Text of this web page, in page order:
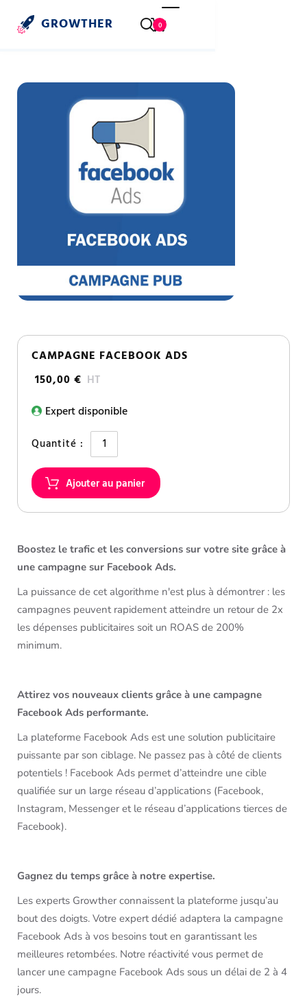
GROWTHER 0
CAMPAGNE FACEBOOK ADS
150,00 € HT
Expert disponible
Quantité :
Boostez le trafic et les conversions sur votre site grâce à
une campagne sur Facebook Ads.
La puissance de cet algorithme n'est plus à démontrer : les
campagnes peuvent rapidement atteindre un retour de 2x
les dépenses publicitaires soit un ROAS de 200%
minimum.
Attirez vos nouveaux clients grâce à une campagne
Facebook Ads performante.
La plateforme Facebook Ads est une solution publicitaire
puissante par son ciblage. Ne passez pas à côté de clients
potentiels ! Facebook Ads permet d’atteindre une cible
qualifiée sur un large réseau d’applications (Facebook,
Instagram, Messenger et le réseau d’applications tierces de
Facebook).
Gagnez du temps grâce à notre expertise.
Les experts Growther connaissent la plateforme jusqu’au
bout des doigts. Votre expert dédié adaptera la campagne
Facebook Ads à vos besoins tout en garantissant les
meilleures retombées. Notre réactivité vous permet de
lancer une campagne Facebook Ads sous un délai de 2 à 4
jours.